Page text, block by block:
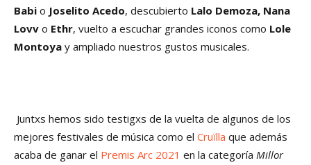
Babi o Joselito Acedo, descubierto Lalo Demoza, Nana
Lovv o Ethr, vuelto a escuchar grandes iconos como Lole
Montoya y ampliado nuestros gustos musicales.
Juntxs hemos sido testigxs de la vuelta de algunos de los
mejores festivales de música como el Cruïlla que además
acaba de ganar el Premis Arc 2021 en la categoría Millor